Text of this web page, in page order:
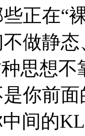
正在“
不做静
思想
你前
间的